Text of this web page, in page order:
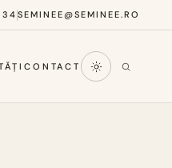
SEMINEE@SEMINEE.RO
CONTACT